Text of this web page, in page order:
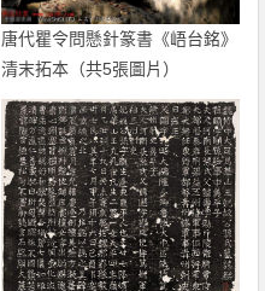
唐代瞿令問懸針篆書《峿台銘》
清末拓本（共5張圖片）